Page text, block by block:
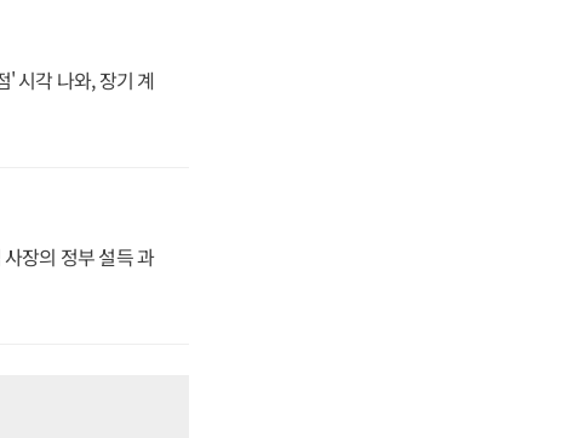
' 시각 나와, 장기 계
장의 정부 설득 과